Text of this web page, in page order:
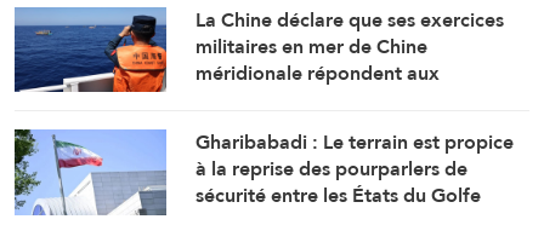
La Chine déclare que ses exercices
militaires en mer de Chine
méridionale répondent aux
Gharibabadi : Le terrain est propice
à la reprise des pourparlers de
sécurité entre les États du Golfe